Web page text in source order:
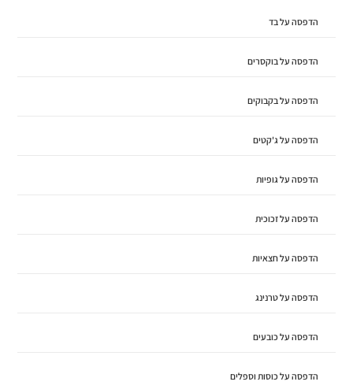
הדפסה על בד
הדפסה על בוקסרים
הדפסה על בקבוקים
הדפסה על ג'קטים
הדפסה על גופיות
הדפסה על זכוכית
הדפסה על חצאיות
הדפסה על טרנינג
הדפסה על כובעים
הדפסה על כוסות וספלים